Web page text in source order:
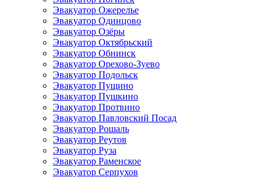
Эвакуатор Ожерелье
Эвакуатор Одинцово
Эвакуатор Озёры
Эвакуатор Октябрьский
Эвакуатор Обнинск
Эвакуатор Орехово-Зуево
Эвакуатор Подольск
Эвакуатор Пущино
Эвакуатор Пушкино
Эвакуатор Протвино
Эвакуатор Павловский Посад
Эвакуатор Рошаль
Эвакуатор Реутов
Эвакуатор Руза
Эвакуатор Раменское
Эвакуатор Серпухов